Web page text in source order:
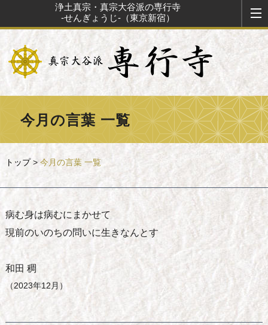
浄土真宗・真宗大谷派の専行寺
-せんぎょうじ-（東京新宿）
今月の言葉 一覧
トップ> 今月の言葉 一覧
病む身は病むにまかせて
現前のいのちの問いに生きなんとす
和田 稠
（2023年12月）